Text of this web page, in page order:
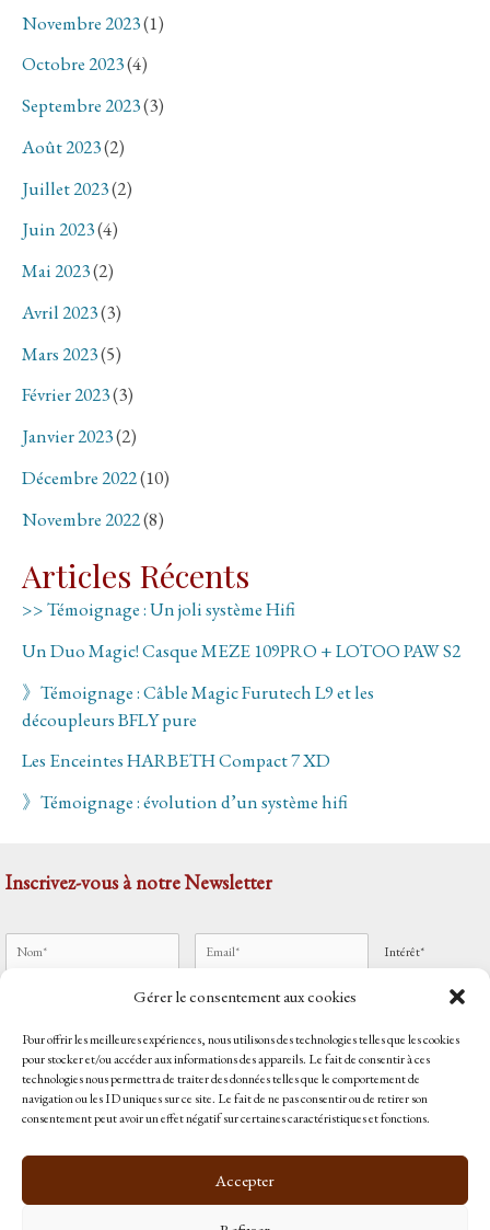
Gérer le consentement aux cookies
Pour offrir les meilleures expériences, nous utilisons des technologies telles que les cookies
pour stocker et/ou accéder aux informations des appareils. Le fait de consentir à ces
technologies nous permettra de traiter des données telles que le comportement de
navigation ou les ID uniques sur ce site. Le fait de ne pas consentir ou de retirer son
consentement peut avoir un effet négatif sur certaines caractéristiques et fonctions.
Accepter
Novembre 2023(1)
Octobre 2023(4)
Septembre 2023(3)
Août 2023(2)
Juillet 2023(2)
Juin 2023(4)
Mai 2023(2)
Avril 2023(3)
Mars 2023(5)
Février 2023(3)
Janvier 2023(2)
Décembre 2022(10)
Novembre 2022(8)
Articles Récents
>> Témoignage : Un joli système Hifi
Un Duo Magic! Casque MEZE 109PRO + LOTOO PAW S2
》Témoignage : Câble Magic Furutech L9 et les
découpleurs BFLY pure
Les Enceintes HARBETH Compact 7 XD
》Témoignage : évolution d’un système hifi
Inscrivez-vous à notre Newsletter
Intérêt*
J'accepteles mentions légales
Accueil
Qui sommes-nous ?
Politique de cookies (UE)
Magic Mastering